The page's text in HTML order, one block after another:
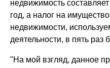
недвижимость
год, а налог на
недвижимости,
деятельности, в пять раз
"На мой взгляд, данное